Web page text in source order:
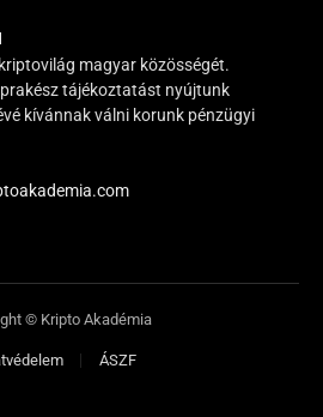
magyar közösségét.
tájékoztatást nyújtunk
kívánnak válni korunk pénzügyi
© Kripto Akadémia
ÁSZF